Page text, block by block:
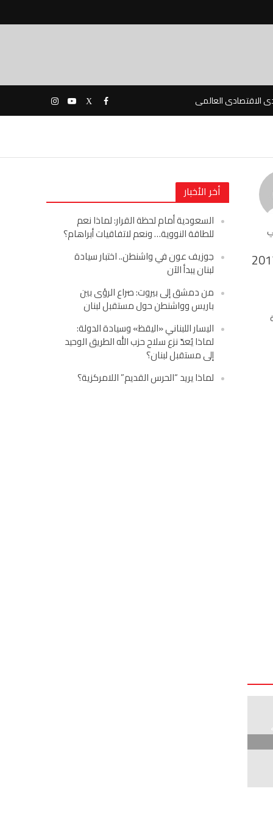
الاقتصادى العالمى
أخر الأخبار
السعودية أمام لحظة القرار: لماذا نعم
للطاقة النووية… ونعم لاتفاقيات أبراهام؟
جوزيف عون في واشنطن.. اختبار سيادة
لبنان يبدأ الآن
من دمشق إلى بيروت: صراع الرؤى بين
باريس وواشنطن حول مستقبل لبنان
اليسار اللبناني «اليقظ» وسيادة الدولة:
لماذا يُعدّ نزع سلاح حزب الله الطريق الوحيد
إلى مستقبل لبنان؟
لماذا يريد “الحرس القديم” اللامركزية؟